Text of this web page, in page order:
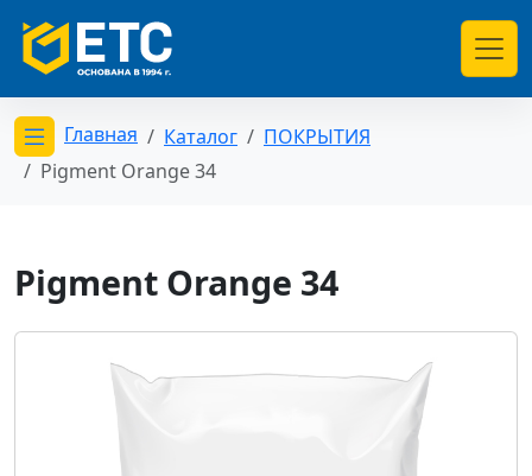
Открыть меню категорий
Главная Каталог
ПОКРЫТИЯ
Pigment Orange 34
Pigment Orange 34